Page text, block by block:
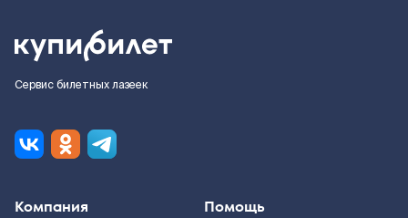
Сервис билетных лазеек
Компания Помощь